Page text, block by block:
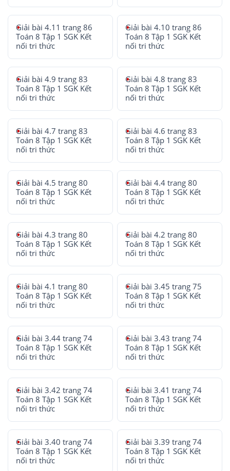
Giải bài 4.11 trang 86
Toán 8 Tập 1 SGK Kết
nối tri thức
Giải bài 4.10 trang 86
Toán 8 Tập 1 SGK Kết
nối tri thức
Giải bài 4.9 trang 83
Toán 8 Tập 1 SGK Kết
nối tri thức
Giải bài 4.8 trang 83
Toán 8 Tập 1 SGK Kết
nối tri thức
Giải bài 4.7 trang 83
Toán 8 Tập 1 SGK Kết
nối tri thức
Giải bài 4.6 trang 83
Toán 8 Tập 1 SGK Kết
nối tri thức
Giải bài 4.5 trang 80
Toán 8 Tập 1 SGK Kết
nối tri thức
Giải bài 4.4 trang 80
Toán 8 Tập 1 SGK Kết
nối tri thức
Giải bài 4.3 trang 80
Toán 8 Tập 1 SGK Kết
nối tri thức
Giải bài 4.2 trang 80
Toán 8 Tập 1 SGK Kết
nối tri thức
Giải bài 4.1 trang 80
Toán 8 Tập 1 SGK Kết
nối tri thức
Giải bài 3.45 trang 75
Toán 8 Tập 1 SGK Kết
nối tri thức
Giải bài 3.44 trang 74
Toán 8 Tập 1 SGK Kết
nối tri thức
Giải bài 3.43 trang 74
Toán 8 Tập 1 SGK Kết
nối tri thức
Giải bài 3.42 trang 74
Toán 8 Tập 1 SGK Kết
nối tri thức
Giải bài 3.41 trang 74
Toán 8 Tập 1 SGK Kết
nối tri thức
Giải bài 3.40 trang 74
Toán 8 Tập 1 SGK Kết
nối tri thức
Giải bài 3.39 trang 74
Toán 8 Tập 1 SGK Kết
nối tri thức